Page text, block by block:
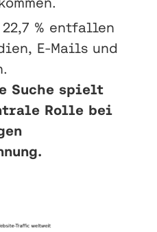
% entfallen
E-Mails und
Suche spielt
Rolle bei